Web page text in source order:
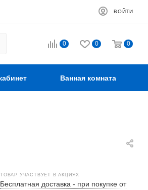
ВОЙТИ
0 0 0
Ванная комната
ТОВАР УЧАСТВУЕТ В АКЦИЯХ
Бесплатная доставка - при покупке от